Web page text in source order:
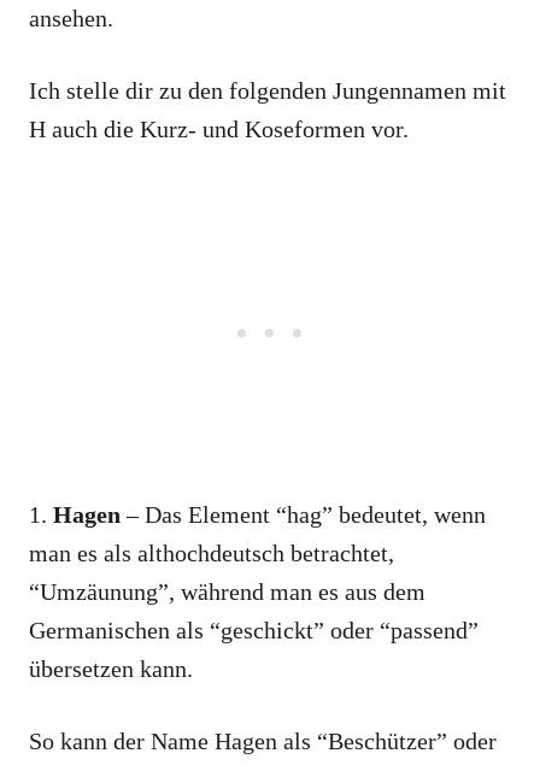
ansehen.
Ich stelle dir zu den folgenden Jungennamen mit
H auch die Kurz- und Koseformen vor.
1. Hagen – Das Element “hag” bedeutet, wenn
man es als althochdeutsch betrachtet,
“Umzäunung”, während man es aus dem
Germanischen als “geschickt” oder “passend”
übersetzen kann.
So kann der Name Hagen als “Beschützer” oder